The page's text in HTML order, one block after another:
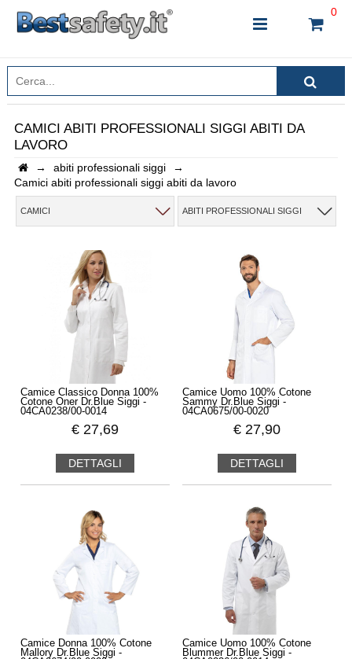
0
CERCANDO
CAMICI ABITI PROFESSIONALI SIGGI ABITI DA
LAVORO
→ abiti professionali siggi
→
Camici abiti professionali siggi abiti da lavoro
CAMICI ABITI PROFESSIONALI SIGGI
Camice Classico Donna 100%
Cotone Oner Dr.Blue Siggi -
04CA0238/00-0014
€ 27,69
DETTAGLI
Camice Uomo 100% Cotone
Sammy Dr.Blue Siggi -
04CA0675/00-0020
€ 27,90
DETTAGLI
Camice Donna 100% Cotone
Mallory Dr.Blue Siggi -
Camice Uomo 100% Cotone
Blummer Dr.Blue Siggi -